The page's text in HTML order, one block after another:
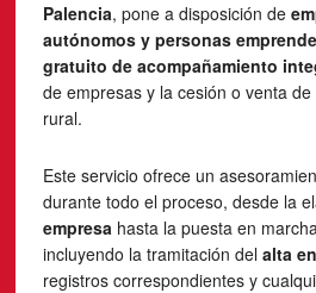
Palencia, pone a disposición de
autónomos y personas
gratuito de acompañamiento
de empresas y la cesión o venta
rural.
Este servicio ofrece un
durante todo el proceso, desde la
empresahasta la puesta en
incluyendo la tramitación del alta
registros correspondientes y